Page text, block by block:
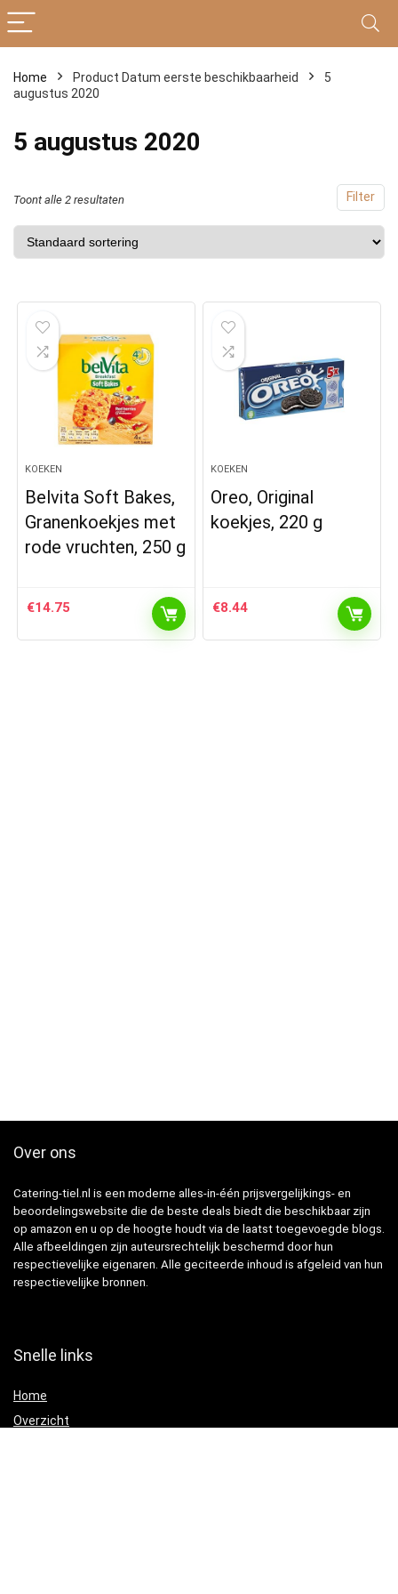
Home Product Datum eerste beschikbaarheid
5
augustus 2020
5 augustus 2020
Filter
Toont alle 2 resultaten
KOEKEN
Belvita Soft Bakes,
Granenkoekjes met
rode vruchten, 250 g
€14.75
KOEKEN
Oreo, Original
koekjes, 220 g
€8.44
Over ons
Catering-tiel.nl is een moderne alles-in-één prijsvergelijkings- en
beoordelingswebsite die de beste deals biedt die beschikbaar zijn
op amazon en u op de hoogte houdt via de laatst toegevoegde blogs.
Alle afbeeldingen zijn auteursrechtelijk beschermd door hun
respectievelijke eigenaren. Alle geciteerde inhoud is afgeleid van hun
respectievelijke bronnen.
Snelle links
Home
Overzicht